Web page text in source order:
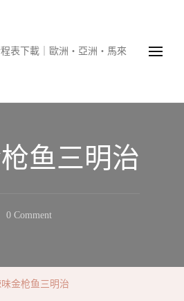
表下載｜歐洲・亞洲・馬來
鱼三明治
0 CommentOn
金枪鱼三明治